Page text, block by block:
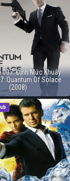
007: Định Mức Khuây
Quantum Of Solace
(2008)